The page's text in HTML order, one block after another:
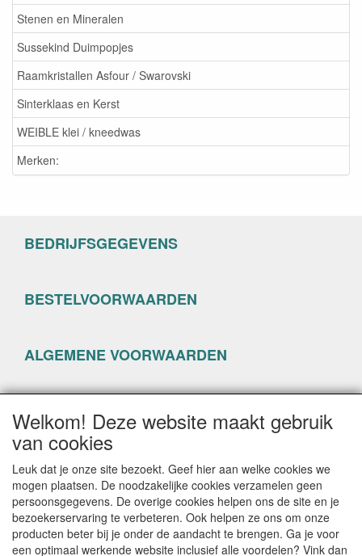
Stenen en Mineralen
Sussekind Duimpopjes
Raamkristallen Asfour / Swarovski
Sinterklaas en Kerst
WEIBLE klei / kneedwas
Merken:
BEDRIJFSGEGEVENS
BESTELVOORWAARDEN
ALGEMENE VOORWAARDEN
PRIVACYVERKLARING
CONTACTGEGEVENS
www.happyseven.nl
Welkom! Deze website maakt gebruik
van cookies
Leuk dat je onze site bezoekt. Geef hier aan welke cookies we
mogen plaatsen. De noodzakelijke cookies verzamelen geen
persoonsgegevens. De overige cookies helpen ons de site en je
bezoekerservaring te verbeteren. Ook helpen ze ons om onze
producten beter bij je onder de aandacht te brengen. Ga je voor
een optimaal werkende website inclusief alle voordelen? Vink dan